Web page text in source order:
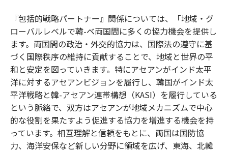
『包括的戦略パートナー』関係については、「地域・グ
ローバルレベルで韓-ベ両国間に多くの協力機会を提供し
ます。両国間の政治・外交的協力は、国際法の遵守に基
づく国際秩序の維持に貢献することで、地域と世界の平
和と安定を図っていきます。特にアセアンがインド太平
洋に対するアセアンビジョンを履行し、韓国がインド太
平洋戦略と韓-アセアン連帯構想（KASI）を履行している
という脈絡で、双方はアセアンが地域メカニズムで中心
的な役割を果たすよう促進する協力を増進する機会を持
っています。相互理解と信頼をもとに、両国は国防協
力、海洋安保など新しい分野に領域を広げ、東海、北韓